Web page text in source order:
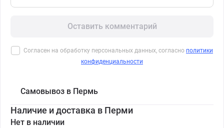
Оставить комментарий
Согласен на обработку персональных данных, согласно политики
конфиденциальности
Самовывоз в Пермь
Наличие и доставка в Перми
Нет в наличии